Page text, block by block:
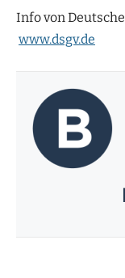
Info von
www.dsgv.de